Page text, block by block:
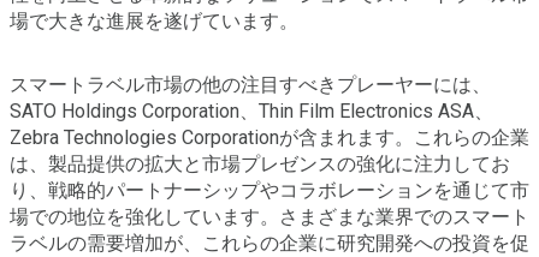
場で大きな進展を遂げています。
スマートラベル市場の他の注目すべきプレーヤーには、
SATO Holdings Corporation、Thin Film Electronics ASA、
Zebra Technologies Corporationが含まれます。これらの企業
は、製品提供の拡大と市場プレゼンスの強化に注力してお
り、戦略的パートナーシップやコラボレーションを通じて市
場での地位を強化しています。さまざまな業界でのスマート
ラベルの需要増加が、これらの企業に研究開発への投資を促